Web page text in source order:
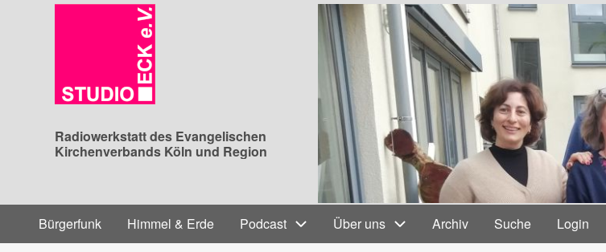
Radiowerkstatt des Evangelischen
Kirchenverbands Köln und Region
Hauptnavigation
Bürgerfunk Himmel & Erde Podcast Über uns Archiv Suche Login